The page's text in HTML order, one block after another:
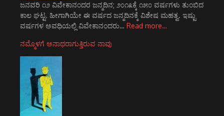
ಜನವರಿ ೧೨ ವಿವೇಕಾನಂದರ ಜನ್ಮದಿನ; ೨೦೧೩ಕ್ಕೆ ೧೫೦ ವರ್ಷಗಳು ತುಂಬಿದ
ಕಾಲ ಘಟ್ಟ. ಹೀಗಾಗಿಯೇ ಈ ವರ್ಷದ ಜನ್ಮದಿನಕ್ಕೆ ವಿಶೇಷ ಮಹತ್ವ. ಇಷ್ಟು
ವರ್ಷಗಳ ಅವಧಿಯಲ್ಲಿ ವಿವೇಕಾನಂದರು… Read more…
ನಮ್ಮೊಳಗೆ ಅನಾಥರಾಗುತ್ತಿರುವ ನಾವು